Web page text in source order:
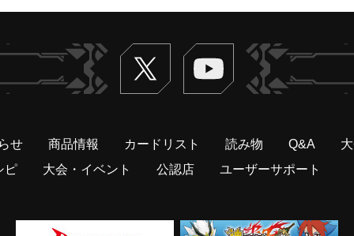
Twitter ヴァンガードch
せ 商品情報 カードリスト 読み物 Q&A
ピ
大会・イベント 公認店 ユーザーサポート